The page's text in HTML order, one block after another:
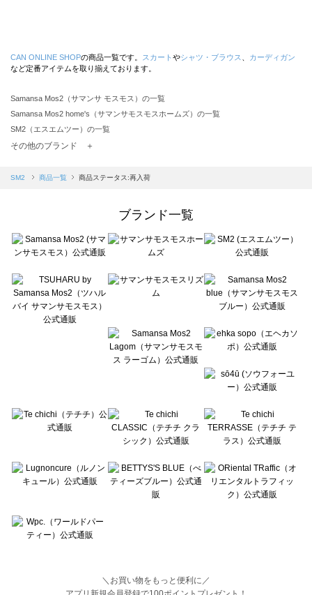
CAN ONLINE SHOPの商品一覧です。 スカート やシャツ・ブラウス
カーディガン
など定番アイテムを取り揃えております。
Samansa Mos2（サマンサ モスモス）の一覧
Samansa Mos2 home's（サマンサモスモスホームズ）の一覧
SM2（エスエムツー）の一覧
TSUHARU by Samansa Mos2（ツハルバイサマンサモスモス）の一覧
Samansa Mos2 blue（サマンサモスモス ブルー）の一覧
Te chichi（テチチ）の一覧
Te chichi CLASSIC（テチチ クラシック）の一覧
Lugnoncure（ルノンキュール）の一覧
BETTY'S BLUE（べティーズブルー）の一覧
Wpc.（ワールドパーティー）の一覧
その他のブランド ＋
SM2 商品一覧 商品ステータス:再入荷
ブランド一覧
＼お買い物をもっと便利に／